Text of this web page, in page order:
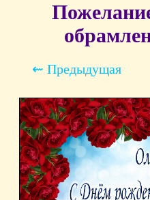
⇜ Предыдущая